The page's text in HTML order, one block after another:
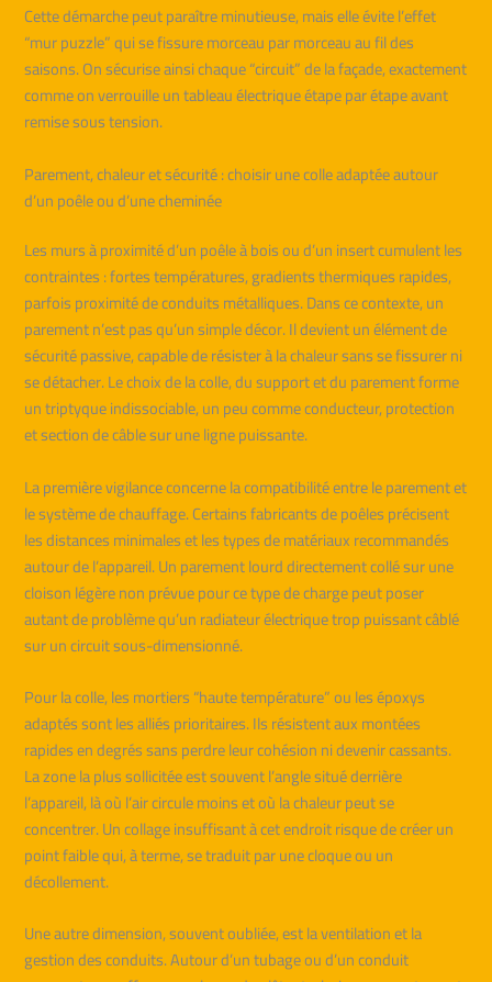
Cette démarche peut paraître minutieuse, mais elle évite l’effet
“mur puzzle” qui se fissure morceau par morceau au fil des
saisons. On sécurise ainsi chaque “circuit” de la façade, exactement
comme on verrouille un tableau électrique étape par étape avant
remise sous tension.
Parement, chaleur et sécurité : choisir une colle adaptée autour
d’un poêle ou d’une cheminée
Les murs à proximité d’un poêle à bois ou d’un insert cumulent les
contraintes : fortes températures, gradients thermiques rapides,
parfois proximité de conduits métalliques. Dans ce contexte, un
parement n’est pas qu’un simple décor. Il devient un élément de
sécurité passive, capable de résister à la chaleur sans se fissurer ni
se détacher. Le choix de la colle, du support et du parement forme
un triptyque indissociable, un peu comme conducteur, protection
et section de câble sur une ligne puissante.
La première vigilance concerne la compatibilité entre le parement et
le système de chauffage. Certains fabricants de poêles précisent
les distances minimales et les types de matériaux recommandés
autour de l’appareil. Un parement lourd directement collé sur une
cloison légère non prévue pour ce type de charge peut poser
autant de problème qu’un radiateur électrique trop puissant câblé
sur un circuit sous-dimensionné.
Pour la colle, les mortiers “haute température” ou les époxys
adaptés sont les alliés prioritaires. Ils résistent aux montées
rapides en degrés sans perdre leur cohésion ni devenir cassants.
La zone la plus sollicitée est souvent l’angle situé derrière
l’appareil, là où l’air circule moins et où la chaleur peut se
concentrer. Un collage insuffisant à cet endroit risque de créer un
point faible qui, à terme, se traduit par une cloque ou un
décollement.
Une autre dimension, souvent oubliée, est la ventilation et la
gestion des conduits. Autour d’un tubage ou d’un conduit